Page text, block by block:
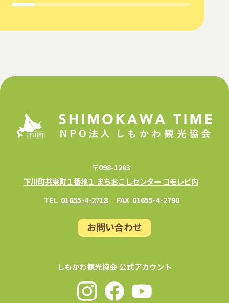
〒098-1203
下川町共栄町１番地１ まちおこしセンター コモレビ内
TEL 01655-4-2718 FAX 01655-4-2790
お問い合わせ
しもかわ観光協会 公式アカウント